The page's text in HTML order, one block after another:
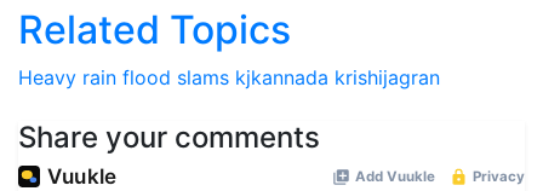
Related Topics
Heavy rain flood slams kjkannada krishijagran
Share your comments